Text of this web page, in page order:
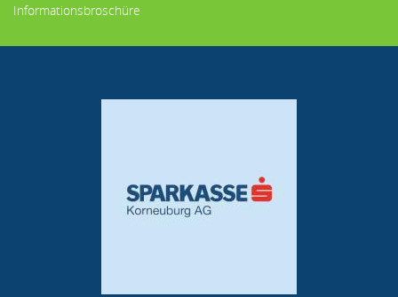
Informationsbroschüre